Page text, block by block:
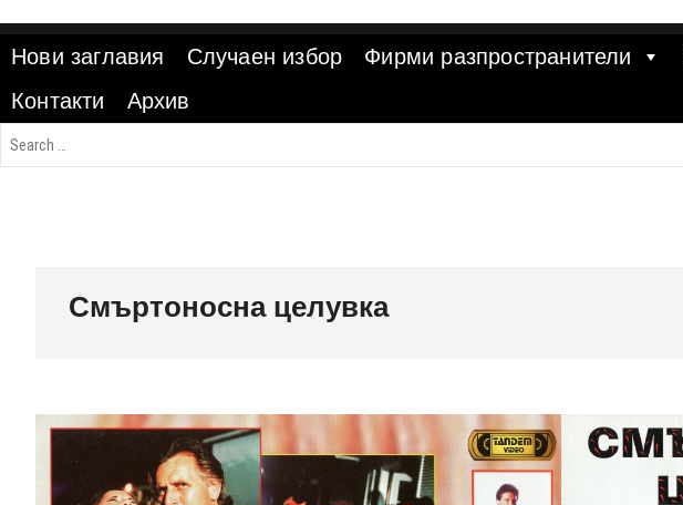
content
Нови заглавия Случаен избор Фирми разпространители
Контакти
Архив
Смъртоносна целувка